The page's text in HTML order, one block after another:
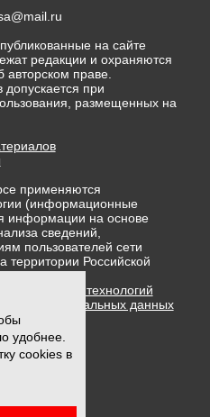
на сайте
редакции и охраняются
авторском праве.
при
размещенных на
применяются
(информационные
информации на основе
сведений,
пользователей сети
территории Российской
технологий
персональных данных
cookie
удобнее.
cookies в